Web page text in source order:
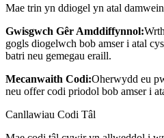
Mae trin yn ddiogel yn atal
Gwisgwch Gêr Amddiffynnol:
gogls diogelwch bob amser i atal
batri neu gemegau eraill.
Mecanwaith Codi:Oherwydd eu
neu offer codi priodol bob amser i
Canllawiau Codi Tâl